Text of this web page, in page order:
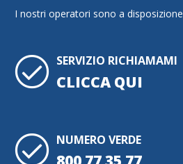
I nostri operatori sono a disposizione
SERVIZIO RICHIAMAMI
CLICCA QUI
NUMERO VERDE